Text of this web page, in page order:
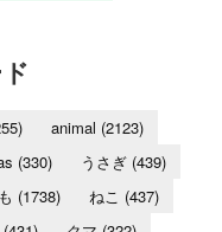
animal (2123)
(330) うさぎ (439)
(1738) ねこ (437)